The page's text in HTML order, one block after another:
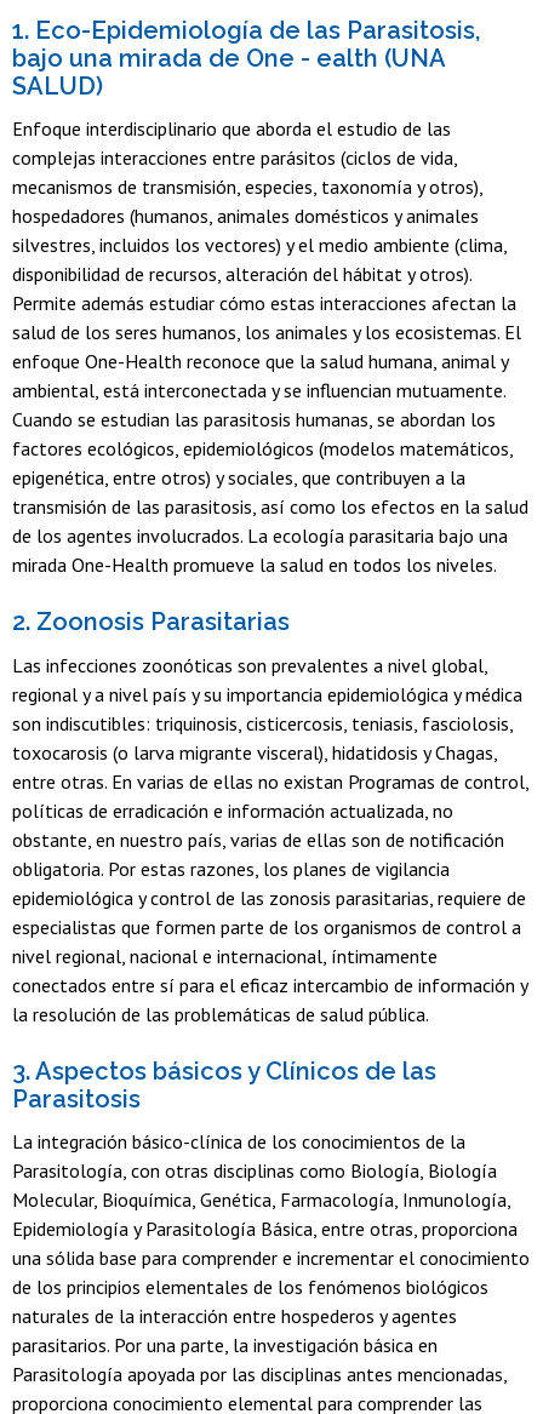
1. Eco-Epidemiología de las Parasitosis,
bajo una mirada de One - ealth (UNA
SALUD)
Enfoque interdisciplinario que aborda el estudio de las
complejas interacciones entre parásitos (ciclos de vida,
mecanismos de transmisión, especies, taxonomía y otros),
hospedadores (humanos, animales domésticos y animales
silvestres, incluidos los vectores) y el medio ambiente (clima,
disponibilidad de recursos, alteración del hábitat y otros).
Permite además estudiar cómo estas interacciones afectan la
salud de los seres humanos, los animales y los ecosistemas. El
enfoque One-Health reconoce que la salud humana, animal y
ambiental, está interconectada y se influencian mutuamente.
Cuando se estudian las parasitosis humanas, se abordan los
factores ecológicos, epidemiológicos (modelos matemáticos,
epigenética, entre otros) y sociales, que contribuyen a la
transmisión de las parasitosis, así como los efectos en la salud
de los agentes involucrados. La ecología parasitaria bajo una
mirada One-Health promueve la salud en todos los niveles.
2. Zoonosis Parasitarias
Las infecciones zoonóticas son prevalentes a nivel global,
regional y a nivel país y su importancia epidemiológica y médica
son indiscutibles: triquinosis, cisticercosis, teniasis, fasciolosis,
toxocarosis (o larva migrante visceral), hidatidosis y Chagas,
entre otras. En varias de ellas no existan Programas de control,
políticas de erradicación e información actualizada, no
obstante, en nuestro país, varias de ellas son de notificación
obligatoria. Por estas razones, los planes de vigilancia
epidemiológica y control de las zonosis parasitarias, requiere de
especialistas que formen parte de los organismos de control a
nivel regional, nacional e internacional, íntimamente
conectados entre sí para el eficaz intercambio de información y
la resolución de las problemáticas de salud pública.
3. Aspectos básicos y Clínicos de las
Parasitosis
La integración básico-clínica de los conocimientos de la
Parasitología, con otras disciplinas como Biología, Biología
Molecular, Bioquímica, Genética, Farmacología, Inmunología,
Epidemiología y Parasitología Básica, entre otras, proporciona
una sólida base para comprender e incrementar el conocimiento
de los principios elementales de los fenómenos biológicos
naturales de la interacción entre hospederos y agentes
parasitarios. Por una parte, la investigación básica en
Parasitología apoyada por las disciplinas antes mencionadas,
proporciona conocimiento elemental para comprender las